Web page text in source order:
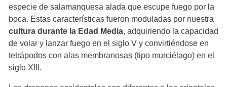
especie de salamanquesa alada que escupe fuego por la
boca. Estas características fueron moduladas por nuestra
cultura durante la Edad Media, adquiriendo la capacidad
de volar y lanzar fuego en el siglo V y convirtiéndose en
tetrápodos con alas membranosas (tipo murciélago) en el
siglo XIII.